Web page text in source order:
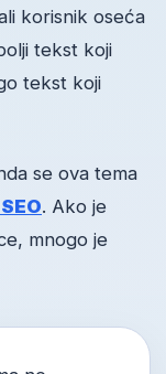
korisnik oseća
tekst koji
tekst koji
se ova tema
. Ako je
mnogo je